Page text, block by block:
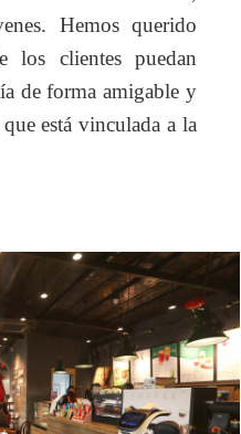
Hemos querido
los clientes puedan
de forma amigable y
está vinculada a la